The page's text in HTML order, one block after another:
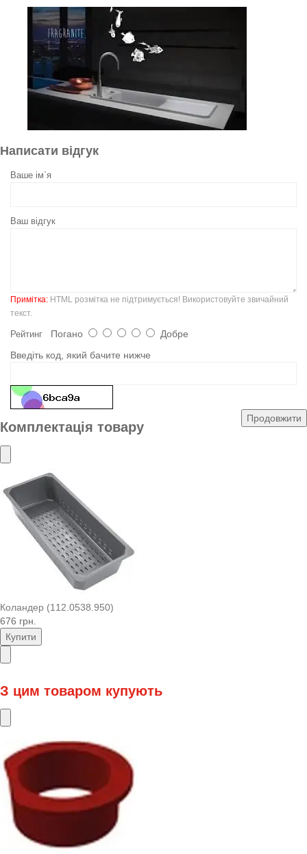
Написати відгук
Ваше ім`я
Ваш відгук
Примітка: HTML розмітка не підтримується! Використовуйте звичайний
текст.
Рейтинг Погано
Добре
Введіть код, який бачите нижче
Продовжити
Комплектація товару
Коландер (112.0538.950)
676 грн.
Купити
З цим товаром купують